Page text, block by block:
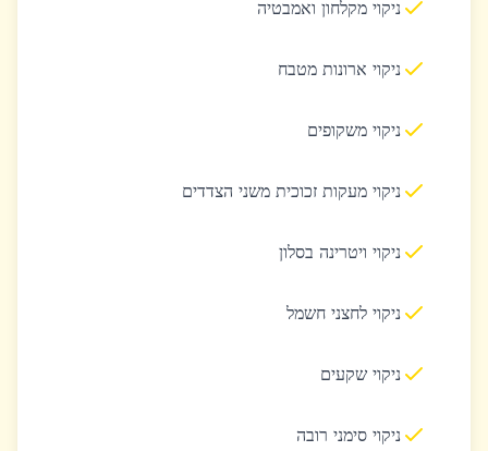
ניקוי מקלחון ואמבטיה
ניקוי ארונות מטבח
ניקוי משקופים
ניקוי מעקות זכוכית משני הצדדים
ניקוי ויטרינה בסלון
ניקוי לחצני חשמל
ניקוי שקעים
ניקוי סימני רובה